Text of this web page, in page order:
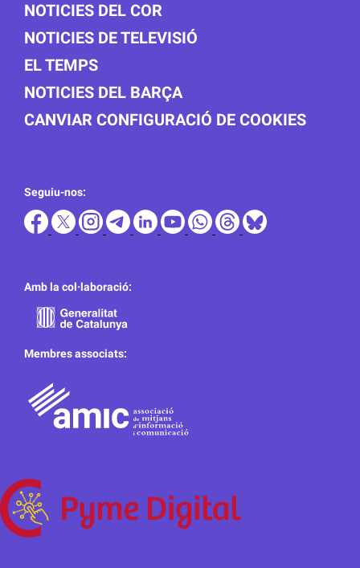
NOTICIES DEL COR
NOTICIES DE TELEVISIÓ
EL TEMPS
NOTICIES DEL BARÇA
CANVIAR CONFIGURACIÓ DE COOKIES
Seguiu-nos:
Amb la col·laboració:
Membres associats: